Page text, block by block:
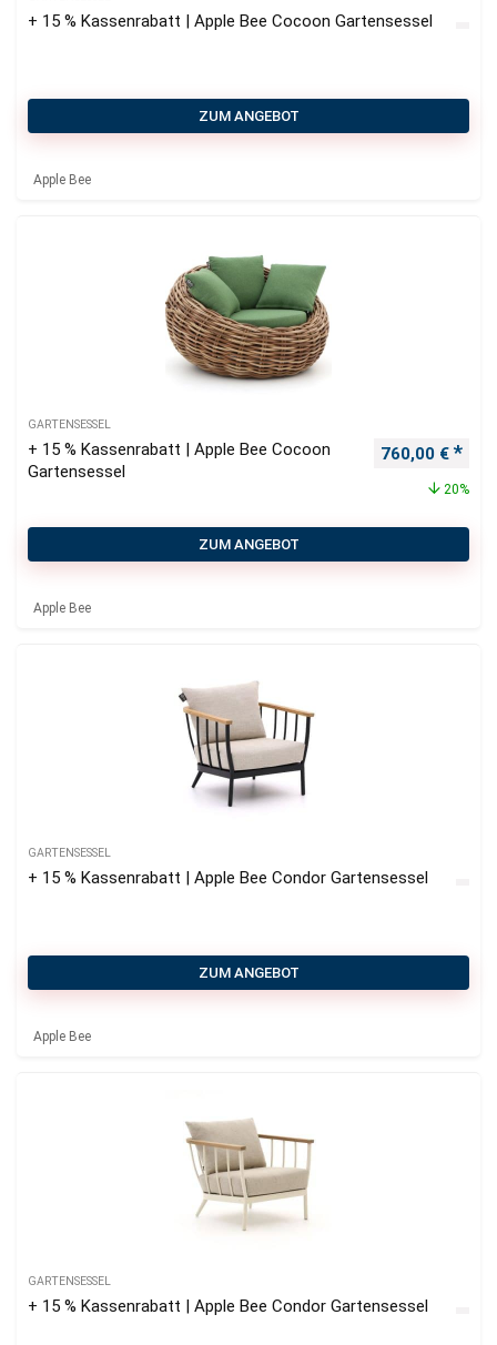
+ 15 % Kassenrabatt | Apple Bee Cocoon Gartensessel
ZUM ANGEBOT
Apple Bee
GARTENSESSEL
+ 15 % Kassenrabatt | Apple Bee Cocoon
Gartensessel
760,00 €
20%
ZUM ANGEBOT
Apple Bee
GARTENSESSEL
+ 15 % Kassenrabatt | Apple Bee Condor Gartensessel
ZUM ANGEBOT
Apple Bee
GARTENSESSEL
+ 15 % Kassenrabatt | Apple Bee Condor Gartensessel